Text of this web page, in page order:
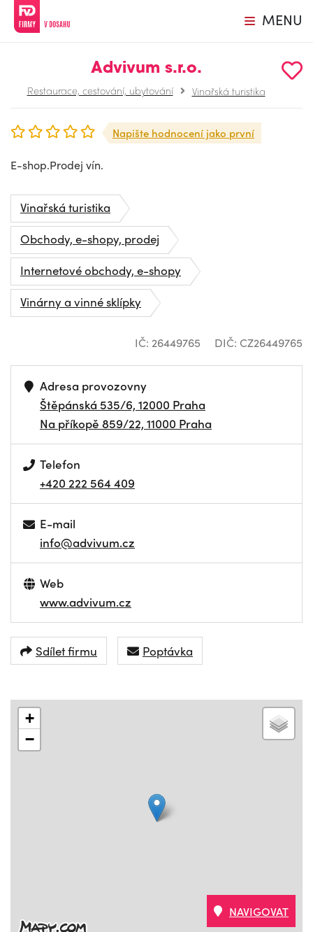
MENU
Advivum s.r.o.
Restaurace, cestování, ubytování Vinařská turistika
Napište hodnocení jako první
E-shop.Prodej vín.
Vinařská turistika
Obchody, e-shopy, prodej
Internetové obchody, e-shopy
Vinárny a vinné sklípky
IČ: 26449765 DIČ: CZ26449765
Adresa provozovny
Štěpánská 535/6, 12000 Praha
Na příkopě 859/22, 11000 Praha
Telefon
+420 222 564 409
E-mail
info@advivum.cz
Web
www.advivum.cz
Sdílet firmu Poptávka
+
−
NAVIGOVAT